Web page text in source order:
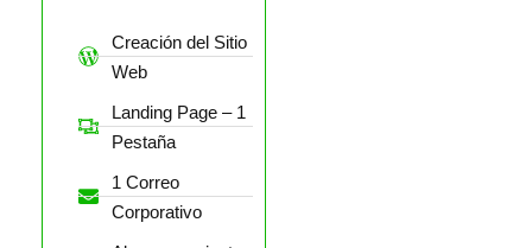
Creación del Sitio
Web
Landing Page – 1
Pestaña
1 Correo
Corporativo